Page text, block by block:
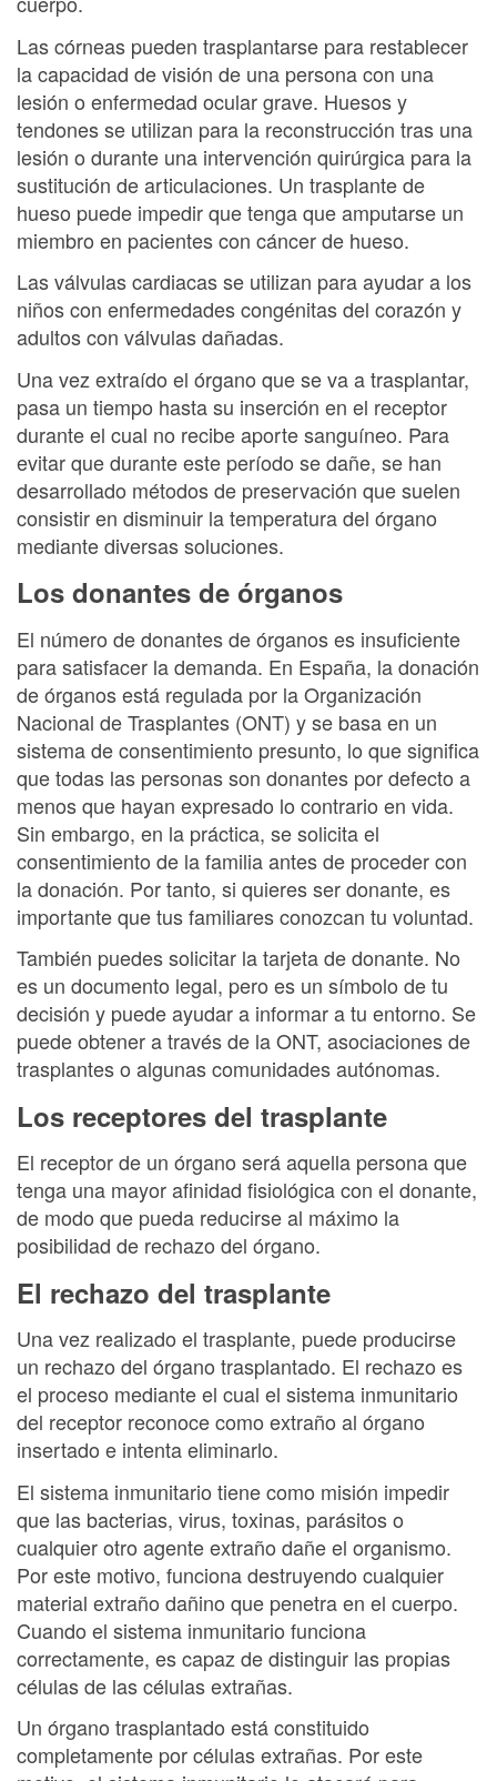
Las córneas pueden trasplantarse para restablecer
la capacidad de visión de una persona con una
lesión o enfermedad ocular grave. Huesos y
tendones se utilizan para la reconstrucción tras una
lesión o durante una intervención quirúrgica para la
sustitución de articulaciones. Un trasplante de
hueso puede impedir que tenga que amputarse un
miembro en pacientes con cáncer de hueso.
Las válvulas cardiacas se utilizan para ayudar a los
niños con enfermedades congénitas del corazón y
adultos con válvulas dañadas.
Una vez extraído el órgano que se va a trasplantar,
pasa un tiempo hasta su inserción en el receptor
durante el cual no recibe aporte sanguíneo. Para
evitar que durante este período se dañe, se han
desarrollado métodos de preservación que suelen
consistir en disminuir la temperatura del órgano
mediante diversas soluciones.
Los donantes de órganos
El número de donantes de órganos es insuficiente
para satisfacer la demanda. En España, la donación
de órganos está regulada por la Organización
Nacional de Trasplantes (ONT) y se basa en un
sistema de consentimiento presunto, lo que significa
que todas las personas son donantes por defecto a
menos que hayan expresado lo contrario en vida.
Sin embargo, en la práctica, se solicita el
consentimiento de la familia antes de proceder con
la donación. Por tanto, si quieres ser donante, es
importante que tus familiares conozcan tu voluntad.
También puedes solicitar la tarjeta de donante. No
es un documento legal, pero es un símbolo de tu
decisión y puede ayudar a informar a tu entorno. Se
puede obtener a través de la ONT, asociaciones de
trasplantes o algunas comunidades autónomas.
Los receptores del trasplante
El receptor de un órgano será aquella persona que
tenga una mayor afinidad fisiológica con el donante,
de modo que pueda reducirse al máximo la
posibilidad de rechazo del órgano.
El rechazo del trasplante
Una vez realizado el trasplante, puede producirse
un rechazo del órgano trasplantado. El rechazo es
el proceso mediante el cual el sistema inmunitario
del receptor reconoce como extraño al órgano
insertado e intenta eliminarlo.
El sistema inmunitario tiene como misión impedir
que las bacterias, virus, toxinas, parásitos o
cualquier otro agente extraño dañe el organismo.
Por este motivo, funciona destruyendo cualquier
material extraño dañino que penetra en el cuerpo.
Cuando el sistema inmunitario funciona
correctamente, es capaz de distinguir las propias
células de las células extrañas.
Un órgano trasplantado está constituido
completamente por células extrañas. Por este